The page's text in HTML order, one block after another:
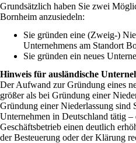
Grundsätzlich haben Sie zwei
Bornheim anzusiedeln:
Sie gründen eine (Zweig-)
Unternehmens am Standort
Sie gründen ein neues
Hinweis für ausländische
Der Aufwand zur Gründung eines
größer als bei Gründung einer
Gründung einer Niederlassung sind
Unternehmen in Deutschland tätig –
Geschäftsbetrieb einen deutlich
der Besteuerung oder der Klärung